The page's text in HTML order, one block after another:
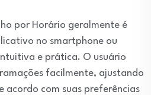
por Horário geralmente é
no smartphone ou
e prática. O usuário
facilmente, ajustando
acordo com suas preferências